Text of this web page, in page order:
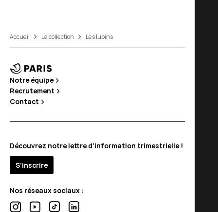
Accueil La collection Les lupins
Notre équipe
Recrutement
Contact
Découvrez notre lettre d’information trimestrielle !
S’inscrire
Nos réseaux sociaux :